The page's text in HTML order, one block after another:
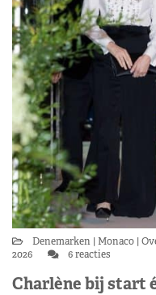
Denemarken Monaco
2026
6 reacties
Charlène bij start